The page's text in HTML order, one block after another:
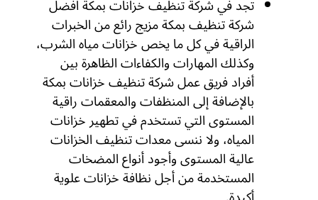
شركة تنظيف بمكة مزيج رائع من الخبرات
الراقية في كل ما يخص خزانات مياه الشرب،
وكذلك المهارات والكفاءات الظاهرة بين
أفراد فريق عمل شركة تنظيف خزانات بمكة
بالإضافة إلى المنظفات والمعقمات راقية
المستوى التي تستخدم في تطهير خزانات
المياه، ولا ننسى معدات تنظيف الخزانات
عالية المستوى وأجود أنواع المضخات
المستخدمة من أجل نظافة خزانات علوية